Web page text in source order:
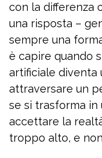
con la differenza
una risposta –
sempre una
è capire quando
artificiale diventa
attraversare un
se si trasforma in
accettare la
troppo alto, e